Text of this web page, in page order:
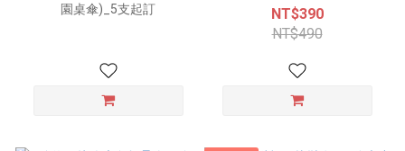
園桌傘)_5支起訂
NT$390
NT$490